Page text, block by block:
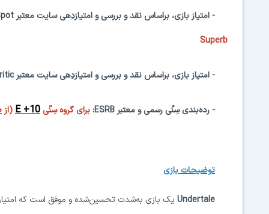
- امتیاز بازی، براساس نقد و بررسی و امتیازدِهی سایت معتبر
Superb
- امتیاز بازی، براساس نقد و بررسی و امتیازدِهی سایت معتبر
- رده‌بندی سِنّی رسمی و معتبر ESRB
:برای گروه سِنّی E +10(از
توضیحات بازی
Undertale یک بازی به‌شدت تحسین‌شده و موفق است که امتیازات